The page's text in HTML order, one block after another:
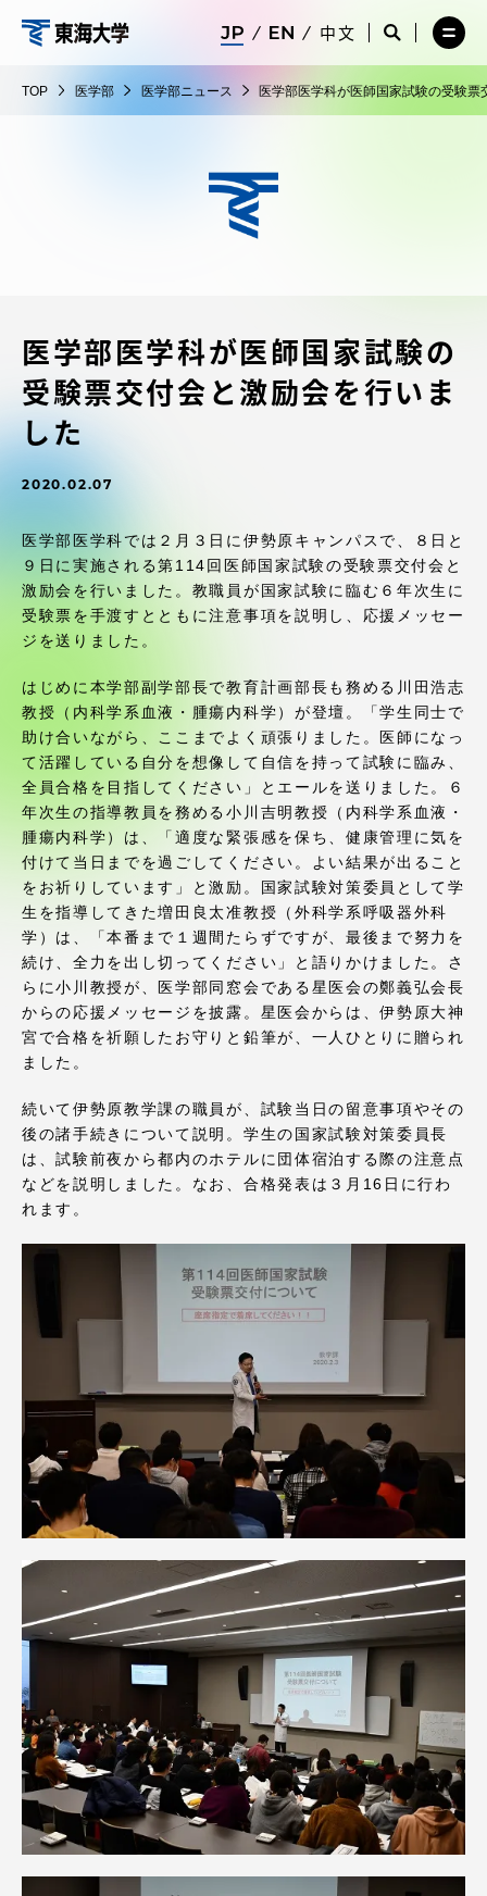
学
中文
サ
検
索
サ
イ
索
を
メ
ー
を
TOP 医学部 医学部ニュース 医学部医学科が医師国家試験の受験
医学部医学科が医師国家試験の
受験票交付会と激励会を行いま
した
2020.02.07
医学部医学科では２月３日に伊勢原キャンパスで、８日と
９日に実施される第114回医師国家試験の受験票交付会と
激励会を行いました。教職員が国家試験に臨む６年次生に
受験票を手渡すとともに注意事項を説明し、応援メッセー
ジを送りました。
はじめに本学部副学部長で教育計画部長も務める川田浩志
教授（内科学系血液・腫瘍内科学）が登壇。「学生同士で
助け合いながら、ここまでよく頑張りました。医師になっ
て活躍している自分を想像して自信を持って試験に臨み、
全員合格を目指してください」とエールを送りました。６
年次生の指導教員を務める小川吉明教授（内科学系血液・
腫瘍内科学）は、「適度な緊張感を保ち、健康管理に気を
付けて当日までを過ごしてください。よい結果が出ること
をお祈りしています」と激励。国家試験対策委員として学
生を指導してきた増田良太准教授（外科学系呼吸器外科
学）は、「本番まで１週間たらずですが、最後まで努力を
続け、全力を出し切ってください」と語りかけました。さ
らに小川教授が、医学部同窓会である星医会の鄭義弘会長
からの応援メッセージを披露。星医会からは、伊勢原大神
宮で合格を祈願したお守りと鉛筆が、一人ひとりに贈られ
ました。
続いて伊勢原教学課の職員が、試験当日の留意事項やその
後の諸手続きについて説明。学生の国家試験対策委員長
は、試験前夜から都内のホテルに団体宿泊する際の注意点
などを説明しました。なお、合格発表は３月16日に行わ
れます。
メ
ニ
を
閉
在学生・保護者向けポータル（TIPS）
大学の概要
教育・研究
受験・入学案内
学生生活
グローバルネットワーク
学外連携
学園ネットワーク
各種情報・お問い合わせ
アクセス情報
品川キャンパス
伊勢原キャンパス 静岡キャンパス
熊本キャンパス
阿蘇くまもと
臨空キャンパス
TOKAIスポーツ
ニュースリリース
卒業にあたってのアンケート
認証評価